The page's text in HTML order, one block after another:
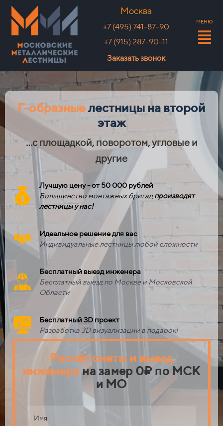
Москва
+7 (495) 741-87-90
+7 (915) 287-90-11
Заказать звонок
МЕНЮ
Г-образныелестницы на второй
этаж
...с площадкой, поворотом, угловые и
другие
Лучшую цену - от 50 000 рублей
Большинство монтажных бригадпроизводят
лестницы у нас!
Идеальное решение для вас
Индивидуальные лестницы любой сложности
Бесплатный выезд инженера
Бесплатный выезд по Москве и Московской
Области
Бесплатный 3D проект
Разработка 3D визуализации в подарок!
Расчёт сметы и выезд
инженера на замер 0₽ по МСК
и МО
Имя